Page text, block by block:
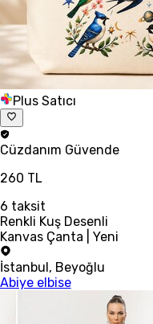
Plus Satıcı
Cüzdanım Güvende
260 TL
6 taksit
Renkli Kuş Desenli
Kanvas Çanta | Yeni
İstanbul, Beyoğlu
Abiye elbise